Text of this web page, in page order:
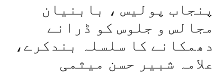
پنجاب پولیس ، بابنیان
مجالس و جلوس کو ڈرانے
دھمکانے کا سلسلہ بندکرے،
علامہ شبیر حسن میثمی